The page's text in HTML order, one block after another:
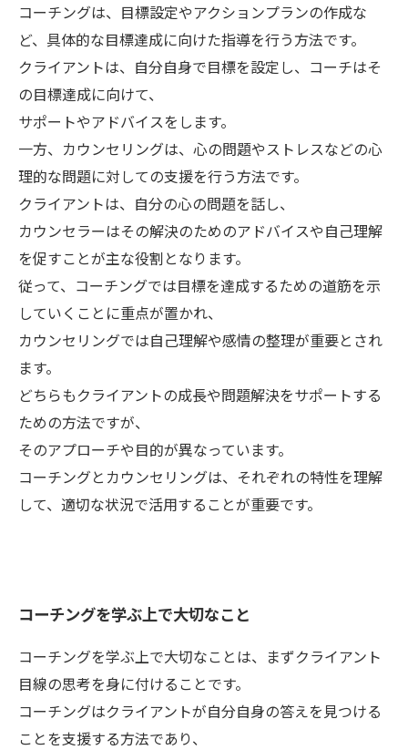
コーチングは、目標設定やアクションプランの作成な
ど、具体的な目標達成に向けた指導を行う方法です。
クライアントは、自分自身で目標を設定し、コーチはそ
の目標達成に向けて、
サポートやアドバイスをします。
一方、カウンセリングは、心の問題やストレスなどの心
理的な問題に対しての支援を行う方法です。
クライアントは、自分の心の問題を話し、
カウンセラーはその解決のためのアドバイスや自己理解
を促すことが主な役割となります。
従って、コーチングでは目標を達成するための道筋を示
していくことに重点が置かれ、
カウンセリングでは自己理解や感情の整理が重要とされ
ます。
どちらもクライアントの成長や問題解決をサポートする
ための方法ですが、
そのアプローチや目的が異なっています。
コーチングとカウンセリングは、それぞれの特性を理解
して、適切な状況で活用することが重要です。
コーチングを学ぶ上で大切なこと
コーチングを学ぶ上で大切なことは、まずクライアント
目線の思考を身に付けることです。
コーチングはクライアントが自分自身の答えを見つける
ことを支援する方法であり、